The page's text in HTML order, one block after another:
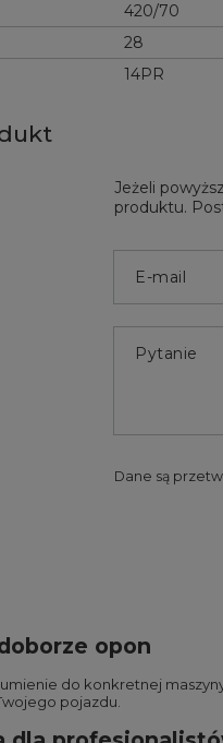
420/70
28
14PR
Jeżeli
produktu.
E-mail
Pytanie
Dane są
opon
do konkretnej
pojazdu.